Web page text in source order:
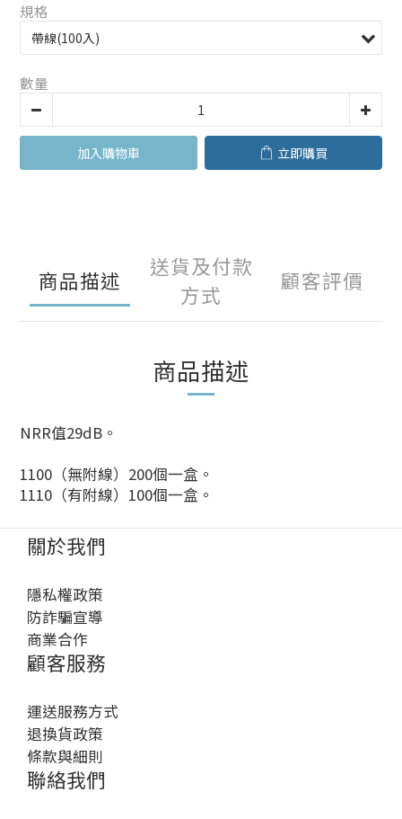
規格
數量
加入購物車 立即購買
商品描述
送貨及付款
方式
顧客評價
商品描述
NRR值29dB。
1100（無附線）200個一盒。
1110（有附線）100個一盒。
關於我們
隱私權政策
防詐騙宣導
商業合作
顧客服務
運送服務方式
退換貨政策
條款與細則
聯絡我們